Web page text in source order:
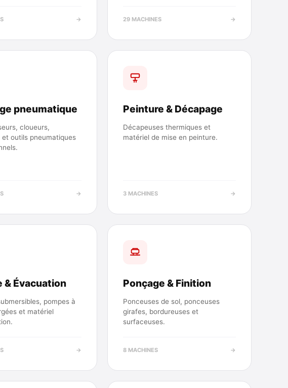
→ 29 MACHINES →
pneumatique
cloueurs,
outils pneumatiques
→
Peinture & Décapage
Décapeuses thermiques et
matériel de mise en peinture.
3 MACHINES →
& Évacuation
pompes à
et matériel
→
Ponçage & Finition
Ponceuses de sol, ponceuses
girafes, bordureuses et
surfaceuses.
8 MACHINES →